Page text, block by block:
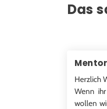
Das
Herzlich
Wenn
wollen